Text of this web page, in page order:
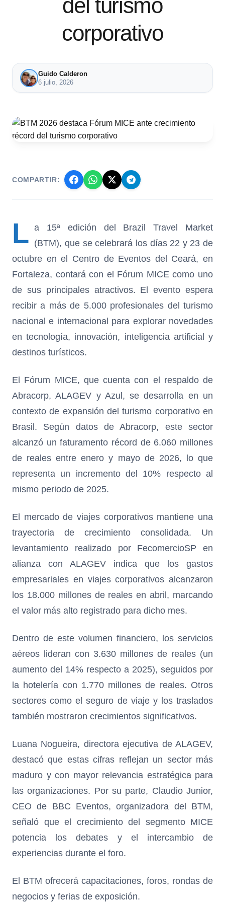
del turismo
corporativo
Guido Calderon
6 julio, 2026
COMPARTIR:
L a 15ª edición del Brazil Travel Market
(BTM), que se celebrará los días 22 y 23 de
octubre en el Centro de Eventos del Ceará, en
Fortaleza, contará con el Fórum MICE como uno
de sus principales atractivos. El evento espera
recibir a más de 5.000 profesionales del turismo
nacional e internacional para explorar novedades
en tecnología, innovación, inteligencia artificial y
destinos turísticos.
El Fórum MICE, que cuenta con el respaldo de
Abracorp, ALAGEV y Azul, se desarrolla en un
contexto de expansión del turismo corporativo en
Brasil. Según datos de Abracorp, este sector
alcanzó un faturamento récord de 6.060 millones
de reales entre enero y mayo de 2026, lo que
representa un incremento del 10% respecto al
mismo periodo de 2025.
El mercado de viajes corporativos mantiene una
trayectoria de crecimiento consolidada. Un
levantamiento realizado por FecomercioSP en
alianza con ALAGEV indica que los gastos
empresariales en viajes corporativos alcanzaron
los 18.000 millones de reales en abril, marcando
el valor más alto registrado para dicho mes.
Dentro de este volumen financiero, los servicios
aéreos lideran con 3.630 millones de reales (un
aumento del 14% respecto a 2025), seguidos por
la hotelería con 1.770 millones de reales. Otros
sectores como el seguro de viaje y los traslados
también mostraron crecimientos significativos.
Luana Nogueira, directora ejecutiva de ALAGEV,
destacó que estas cifras reflejan un sector más
maduro y con mayor relevancia estratégica para
las organizaciones. Por su parte, Claudio Junior,
CEO de BBC Eventos, organizadora del BTM,
señaló que el crecimiento del segmento MICE
potencia los debates y el intercambio de
experiencias durante el foro.
El BTM ofrecerá capacitaciones, foros, rondas de
negocios y ferias de exposición.